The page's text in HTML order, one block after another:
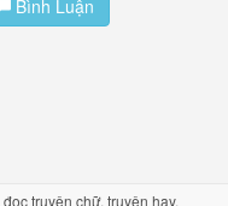
Bình Luận
đọc truyện chữ, truyện hay.